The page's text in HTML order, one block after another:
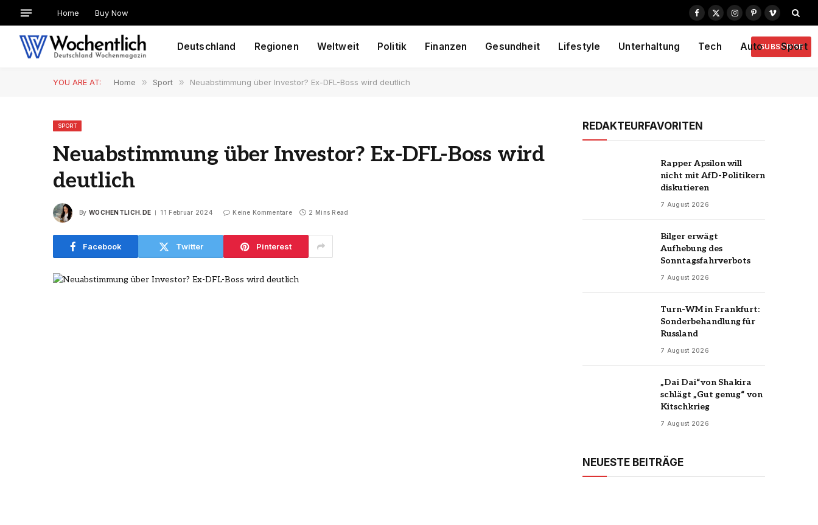
Home Buy Now
Facebook
X
Instagram
PinterestVimeo
Deutschland Regionen Weltweit Politik Finanzen Gesundheit Lifestyle Unterhaltung Tech Auto Sport
SUBSCRIBE
YOU ARE AT: Home » Sport » Neuabstimmung über Investor? Ex-DFL-Boss wird deutlich
SPORT
Neuabstimmung über Investor? Ex-DFL-Boss wird
deutlich
By WOCHENTLICH.DE 11 Februar 2024 Keine Kommentare 2 Mins Read
Facebook Twitter Pinterest
REDAKTEURFAVORITEN
Rapper Apsilon will
nicht mit AfD-Politikern
diskutieren
7 August 2026
Bilger erwägt
Aufhebung des
Sonntagsfahrverbots
7 August 2026
Turn-WM in Frankfurt:
Sonderbehandlung für
Russland
7 August 2026
„Dai Dai“von Shakira
schlägt „Gut genug“ von
Kitschkrieg
7 August 2026
NEUESTE BEITRÄGE